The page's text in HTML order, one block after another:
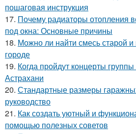
пошаговая инструкция
17. Почему радиаторы отопления
под окна: Основные причины
18. Можно ли найти смесь старой и
городе
19. Когда пройдут концерты
Астрахани
20. Стандартные размеры
руководство
21. Как создать уютный и
помощью полезных советов